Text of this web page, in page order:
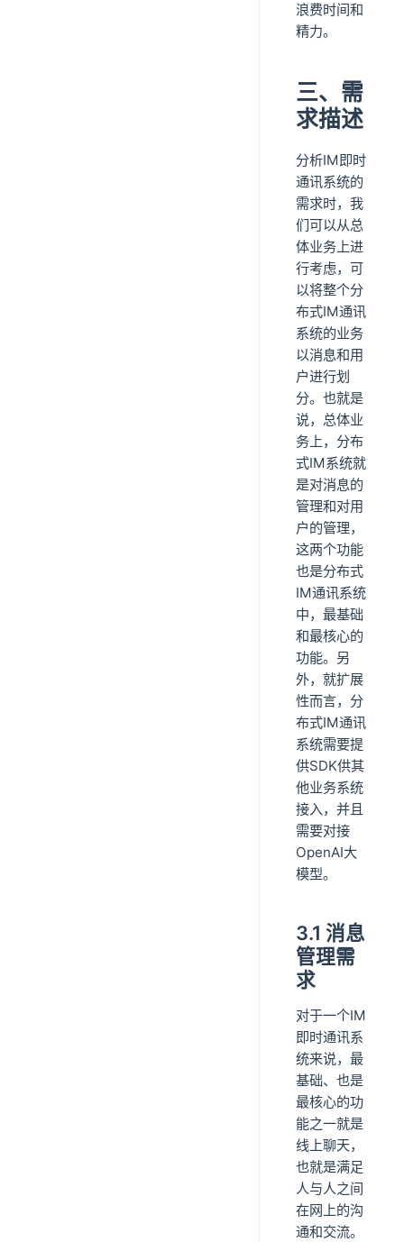
浪费时间和
精力。
三、需
求描述
分析IM即时
通讯系统的
需求时，我
们可以从总
体业务上进
行考虑，可
以将整个分
布式IM通讯
系统的业务
以消息和用
户进行划
分。也就是
说，总体业
务上，分布
式IM系统就
是对消息的
管理和对用
户的管理，
这两个功能
也是分布式
IM通讯系统
中，最基础
和最核心的
功能。另
外，就扩展
性而言，分
布式IM通讯
系统需要提
供SDK供其
他业务系统
接入，并且
需要对接
OpenAI大
模型。
3.1 消息
管理需
求
对于一个IM
即时通讯系
统来说，最
基础、也是
最核心的功
能之一就是
线上聊天，
也就是满足
人与人之间
在网上的沟
通和交流。